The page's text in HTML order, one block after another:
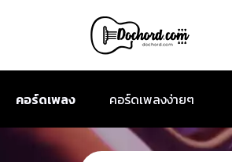
คอร์ดเพลง คอร์ดเพลงง่ายๆ